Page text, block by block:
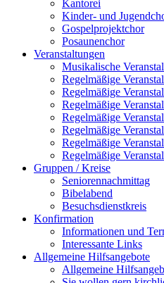
Kantorei
Kinder- und
Gospelprojektchor
Posaunenchor
Veranstaltungen
Musikalische
Regelmäßige
Regelmäßige
Regelmäßige
Regelmäßige
Regelmäßige
Regelmäßige
Regelmäßige
Gruppen / Kreise
Seniorennachmittag
Bibelabend
Besuchsdienstkreis
Konfirmation
Informationen und
Interessante Links
Allgemeine Hilfsangebote
Allgemeine